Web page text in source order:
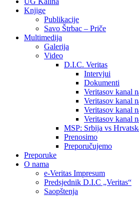
Knjige
Publikacije
Savo Štrbac – Priče
Multimedija
Galerija
Video
D.I.C. Veritas
Intervjui
Dokumenti
Veritasov kanal
Veritasov kanal
Veritasov kanal
Veritasov kanal
MSP: Srbija vs
Prenosimo
Preporučujemo
Preporuke
O nama
e-Veritas Impresum
Predsjednik D.I.C „Veritas“
Saopštenja